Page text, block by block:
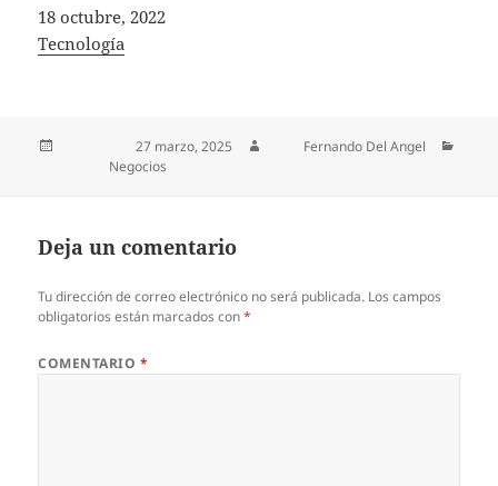
Fecha
18 octubre, 2022
In relation to
Tecnología
Publicado el27 marzo, 2025
Fernando Del Angel
Negocios
Deja un comentario
Tu dirección de correo electrónico no será publicada. Los campos
obligatorios están marcados con*
COMENTARIO *